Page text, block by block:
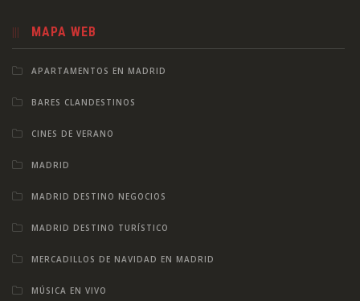
MAPA WEB
APARTAMENTOS EN MADRID
BARES CLANDESTINOS
CINES DE VERANO
MADRID
MADRID DESTINO NEGOCIOS
MADRID DESTINO TURÍSTICO
MERCADILLOS DE NAVIDAD EN MADRID
MÚSICA EN VIVO